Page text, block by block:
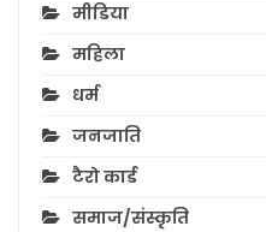
मीडिया
महिला
धर्म
जनजाति
टैरो कार्ड
समाज/संस्कृति